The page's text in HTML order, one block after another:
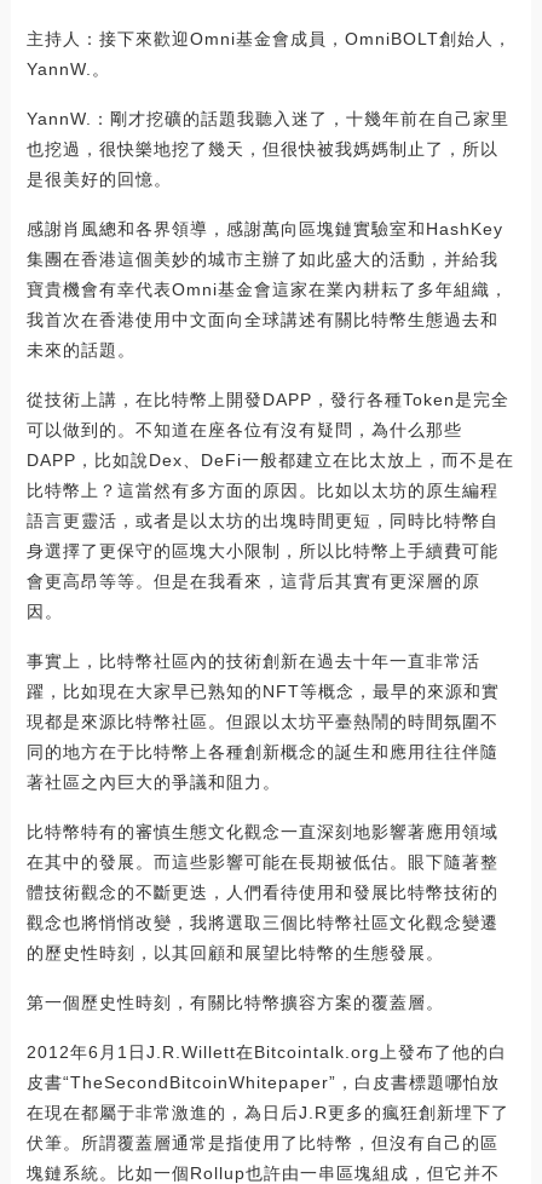
主持人：接下來歡迎Omni基金會成員，OmniBOLT創始人，
YannW.。
YannW.：剛才挖礦的話題我聽入迷了，十幾年前在自己家里
也挖過，很快樂地挖了幾天，但很快被我媽媽制止了，所以
是很美好的回憶。
感謝肖風總和各界領導，感謝萬向區塊鏈實驗室和HashKey
集團在香港這個美妙的城市主辦了如此盛大的活動，并給我
寶貴機會有幸代表Omni基金會這家在業內耕耘了多年組織，
我首次在香港使用中文面向全球講述有關比特幣生態過去和
未來的話題。
從技術上講，在比特幣上開發DAPP，發行各種Token是完全
可以做到的。不知道在座各位有沒有疑問，為什么那些
DAPP，比如說Dex、DeFi一般都建立在比太放上，而不是在
比特幣上？這當然有多方面的原因。比如以太坊的原生編程
語言更靈活，或者是以太坊的出塊時間更短，同時比特幣自
身選擇了更保守的區塊大小限制，所以比特幣上手續費可能
會更高昂等等。但是在我看來，這背后其實有更深層的原
因。
事實上，比特幣社區內的技術創新在過去十年一直非常活
躍，比如現在大家早已熟知的NFT等概念，最早的來源和實
現都是來源比特幣社區。但跟以太坊平臺熱鬧的時間氛圍不
同的地方在于比特幣上各種創新概念的誕生和應用往往伴隨
著社區之內巨大的爭議和阻力。
比特幣特有的審慎生態文化觀念一直深刻地影響著應用領域
在其中的發展。而這些影響可能在長期被低估。眼下隨著整
體技術觀念的不斷更迭，人們看待使用和發展比特幣技術的
觀念也將悄悄改變，我將選取三個比特幣社區文化觀念變遷
的歷史性時刻，以其回顧和展望比特幣的生態發展。
第一個歷史性時刻，有關比特幣擴容方案的覆蓋層。
2012年6月1日J.R.Willett在Bitcointalk.org上發布了他的白
皮書“TheSecondBitcoinWhitepaper”，白皮書標題哪怕放
在現在都屬于非常激進的，為日后J.R更多的瘋狂創新埋下了
伏筆。所謂覆蓋層通常是指使用了比特幣，但沒有自己的區
塊鏈系統。比如一個Rollup也許由一串區塊組成，但它并不